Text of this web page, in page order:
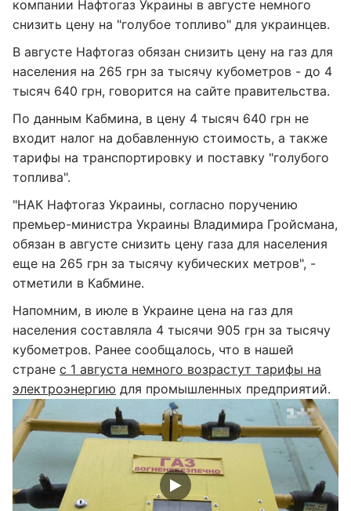
компании Нафтогаз Украины в августе немного
снизить цену на "голубое топливо" для украинцев.
В августе Нафтогаз обязан снизить цену на газ для
населения на 265 грн за тысячу кубометров - до 4
тысяч 640 грн, говорится на сайте правительства.
По данным Кабмина, в цену 4 тысяч 640 грн не
входит налог на добавленную стоимость, а также
тарифы на транспортировку и поставку "голубого
топлива".
"НАК Нафтогаз Украины, согласно поручению
премьер-министра Украины Владимира Гройсмана,
обязан в августе снизить цену газа для населения
еще на 265 грн за тысячу кубических метров", -
отметили в Кабмине.
Напомним, в июле в Украине цена на газ для
населения составляла 4 тысячи 905 грн за тысячу
кубометров. Ранее сообщалось, что в нашей
стране с 1 августа немного возрастут тарифы на
электроэнергию для промышленных предприятий.